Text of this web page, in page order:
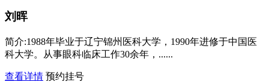
刘晖
简介:1988年毕业于辽宁锦州医科大学，1990年进修于中国医
科大学。从事眼科临床工作30余年，......
查看详情 预约挂号